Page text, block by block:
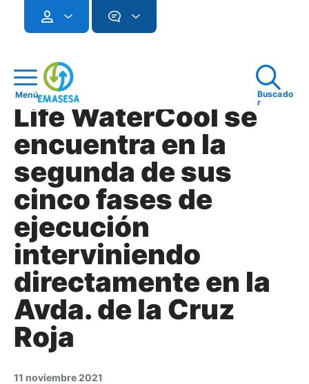
Menú
Buscado
r
Life WaterCool se
encuentra en la
segunda de sus
cinco fases de
ejecución
interviniendo
directamente en la
Avda. de la Cruz
Roja
11 noviembre 2021